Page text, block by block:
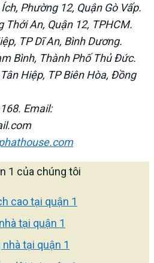
Phường 12, Quận Gò Vấp.
Thới An, Quận 12, TPHCM.
TP Dĩ An, Bình Dương.
Bình, Thành Phố Thủ Đức.
Hiệp, TP Biên Hòa, Đồng
Email:
1 của chúng tôi
cao tại quận 1
tại quận 1
tại quận 1